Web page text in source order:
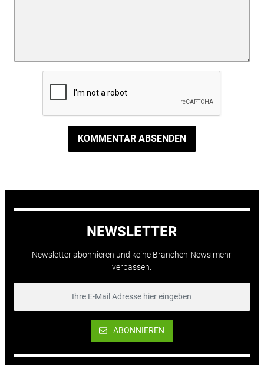
KOMMENTAR ABSENDEN
NEWSLETTER
Newsletter abonnieren und keine Branchen-News mehr
verpassen.
ABONNIEREN